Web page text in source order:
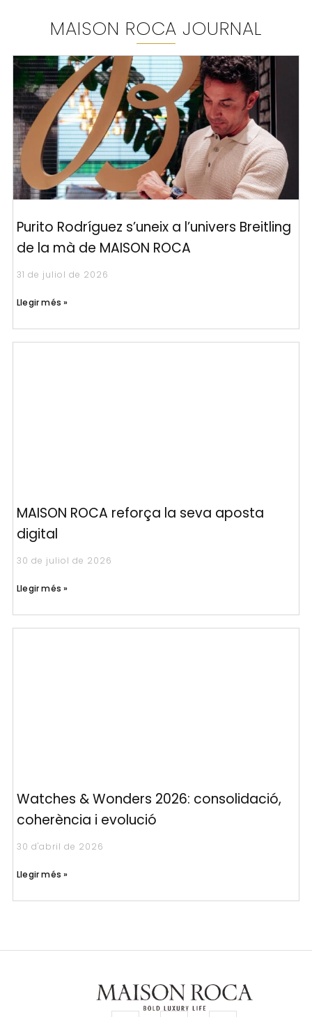
MAISON ROCA JOURNAL
Purito Rodríguez s’uneix a l’univers Breitling
de la mà de MAISON ROCA
31 de juliol de 2026
Llegir més »
MAISON ROCA reforça la seva aposta
digital
30 de juliol de 2026
Llegir més »
Watches & Wonders 2026: consolidació,
coherència i evolució
30 d'abril de 2026
Llegir més »